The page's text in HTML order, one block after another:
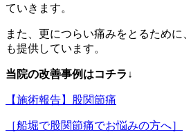
ていきます。
また、更につらい痛みをとるために
も提供しています。
当院の改善事例はコチラ↓
【施術報告】股関節痛
［船堀で股関節痛でお悩みの方へ］